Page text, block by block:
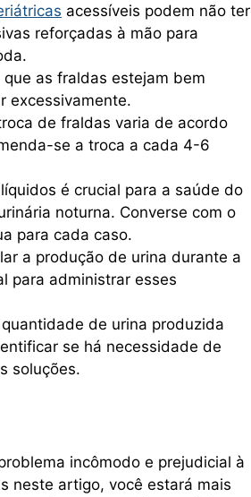
acessíveis podem não ter
reforçadas à mão para
as fraldas estejam bem
excessivamente.
de fraldas varia de acordo
se a troca a cada 4-6
é crucial para a saúde do
noturna. Converse com o
para cada caso.
a produção de urina durante a
para administrar esses
de urina produzida
se há necessidade de
soluções.
incômodo e prejudicial à
neste artigo, você estará mais